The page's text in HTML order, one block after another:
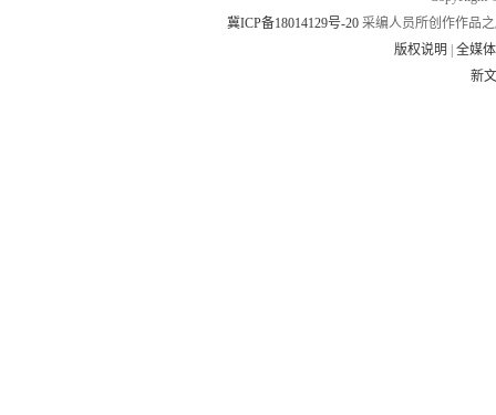
冀ICP备18014129号-20 采编人员所创作作品
版权说明
|全媒
新